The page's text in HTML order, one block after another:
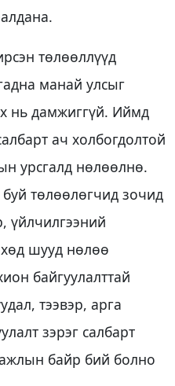
төлөөллүүд
манай улсыг
нь дамжиггүй. Иймд
ач холбогдолтой
урсгалд нөлөөлнө.
төлөөлөгчид зочид
үйлчилгээний
шууд нөлөө
байгуулалттай
тээвэр, арга
зэрэг салбарт
байр бий болно